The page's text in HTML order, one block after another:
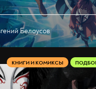
Белоусов
КНИГИ И КОМИКСЫ